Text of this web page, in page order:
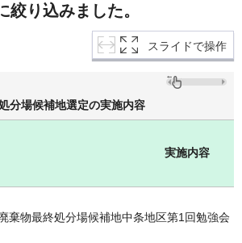
絞り込みました。
スライドで操作
分場候補地選定の実施内容
実施内容
棄物最終処分場候補地中条地区第1回勉強会